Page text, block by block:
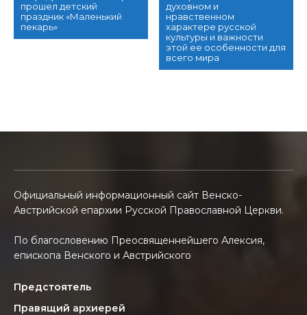
прошел детский
праздник «Маленький
пекарь»
духовном и
нравственном
характере русской
культуры и важности
этой ее особенности для
всего мира
Официальный информационный сайт Венско-
Австрийской епархии Русской Православной Церкви.
По благословению Преосвященнейшего Алексия,
епископа Венского и Австрийского
Предстоятель
Правящий архиерей